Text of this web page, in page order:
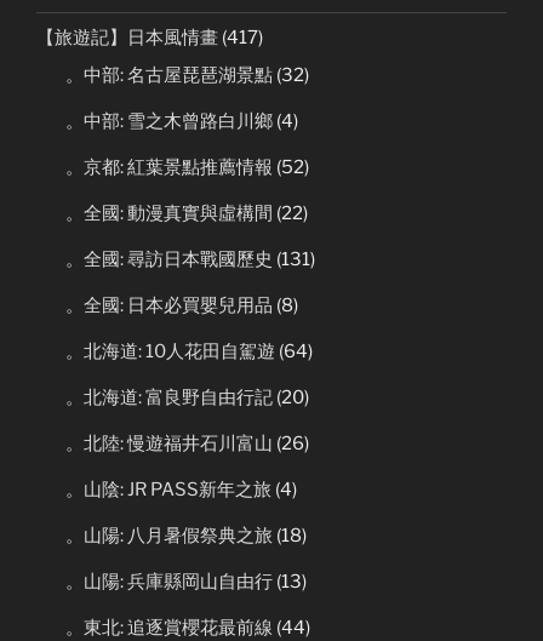
【旅遊記】日本風情畫 (417)
。中部: 名古屋琵琶湖景點 (32)
。中部: 雪之木曾路白川鄉 (4)
。京都: 紅葉景點推薦情報 (52)
。全國: 動漫真實與虛構間 (22)
。全國: 尋訪日本戰國歷史 (131)
。全國: 日本必買嬰兒用品 (8)
。北海道: 10人花田自駕遊 (64)
。北海道: 富良野自由行記 (20)
。北陸: 慢遊福井石川富山 (26)
。山陰: JR PASS新年之旅 (4)
。山陽: 八月暑假祭典之旅 (18)
。山陽: 兵庫縣岡山自由行 (13)
。東北: 追逐賞櫻花最前線 (44)